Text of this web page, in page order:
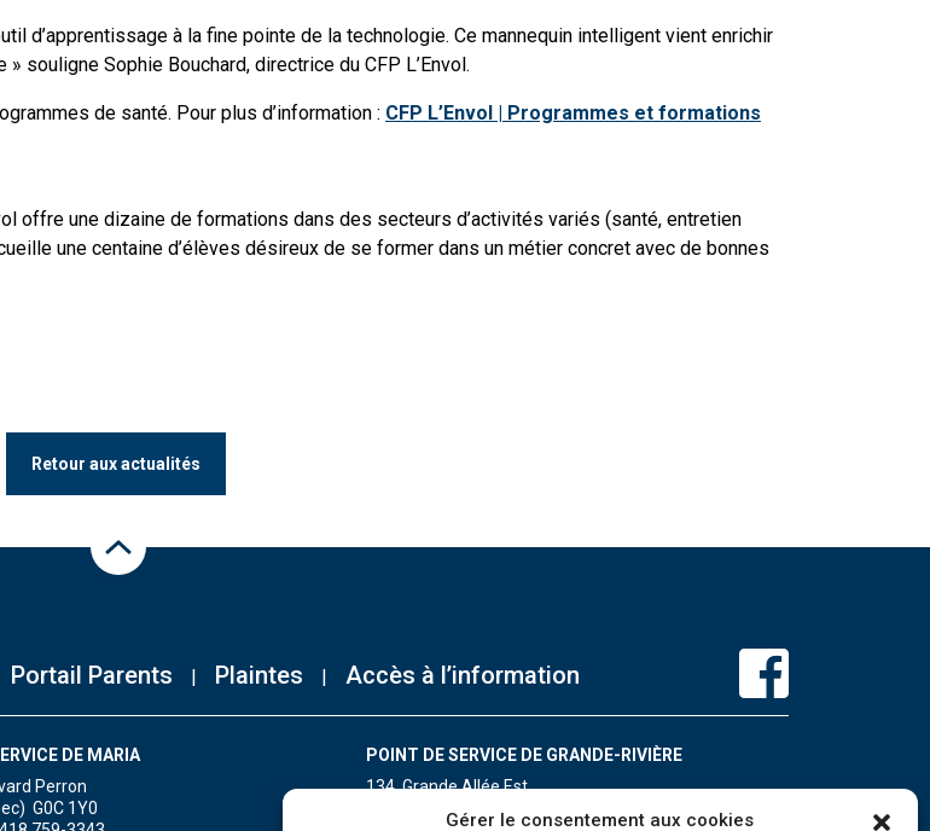
Gérer le consentement aux cookies
d’apprentissage à la fine pointe de la technologie. Ce mannequin intelligent vient enrichir
souligne Sophie Bouchard, directrice du CFP L’Envol.
de santé. Pour plus d’information : CFP L’Envol | Programmes et formations
offre une dizaine de formations dans des secteurs d’activités variés (santé, entretien
une centaine d’élèves désireux de se former dans un métier concret avec de bonnes
Retour aux actualités
Portail Parents Plaintes Accès à l’information
DE MARIA
Perron
G0C 1Y0
POINT DE SERVICE DE GRANDE-RIVIÈRE
134, Grande Allée Est